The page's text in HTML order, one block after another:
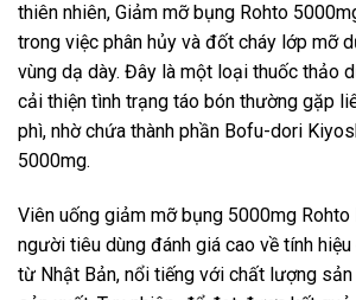
thiên nhiên, Giảm mỡ bụng Rohto
trong việc phân hủy và đốt cháy lớp mỡ
vùng dạ dày. Đây là một loại thuốc thảo
cải thiện tình trạng táo bón thường gặp
phì, nhờ chứa thành phần Bofu-dori
5000mg.
Viên uống giảm mỡ bụng 5000mg
người tiêu dùng đánh giá cao về tính
từ Nhật Bản, nổi tiếng với chất lượng